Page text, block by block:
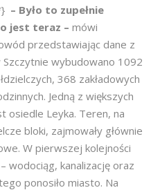
– Było to zupełnie
jest teraz – mówi
przedstawiając dane z
wybudowano 1092
368 zakładowych
Jedną z większych
osiedle Leyka. Teren, na
bloki, zajmowały głównie
W pierwszej kolejności
wodociąg, kanalizację oraz
ponosiło miasto. Na